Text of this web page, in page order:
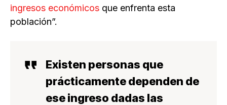
ingresos económicos que enfrenta esta
población”.
Existen personas que
prácticamente dependen de
ese ingreso dadas las